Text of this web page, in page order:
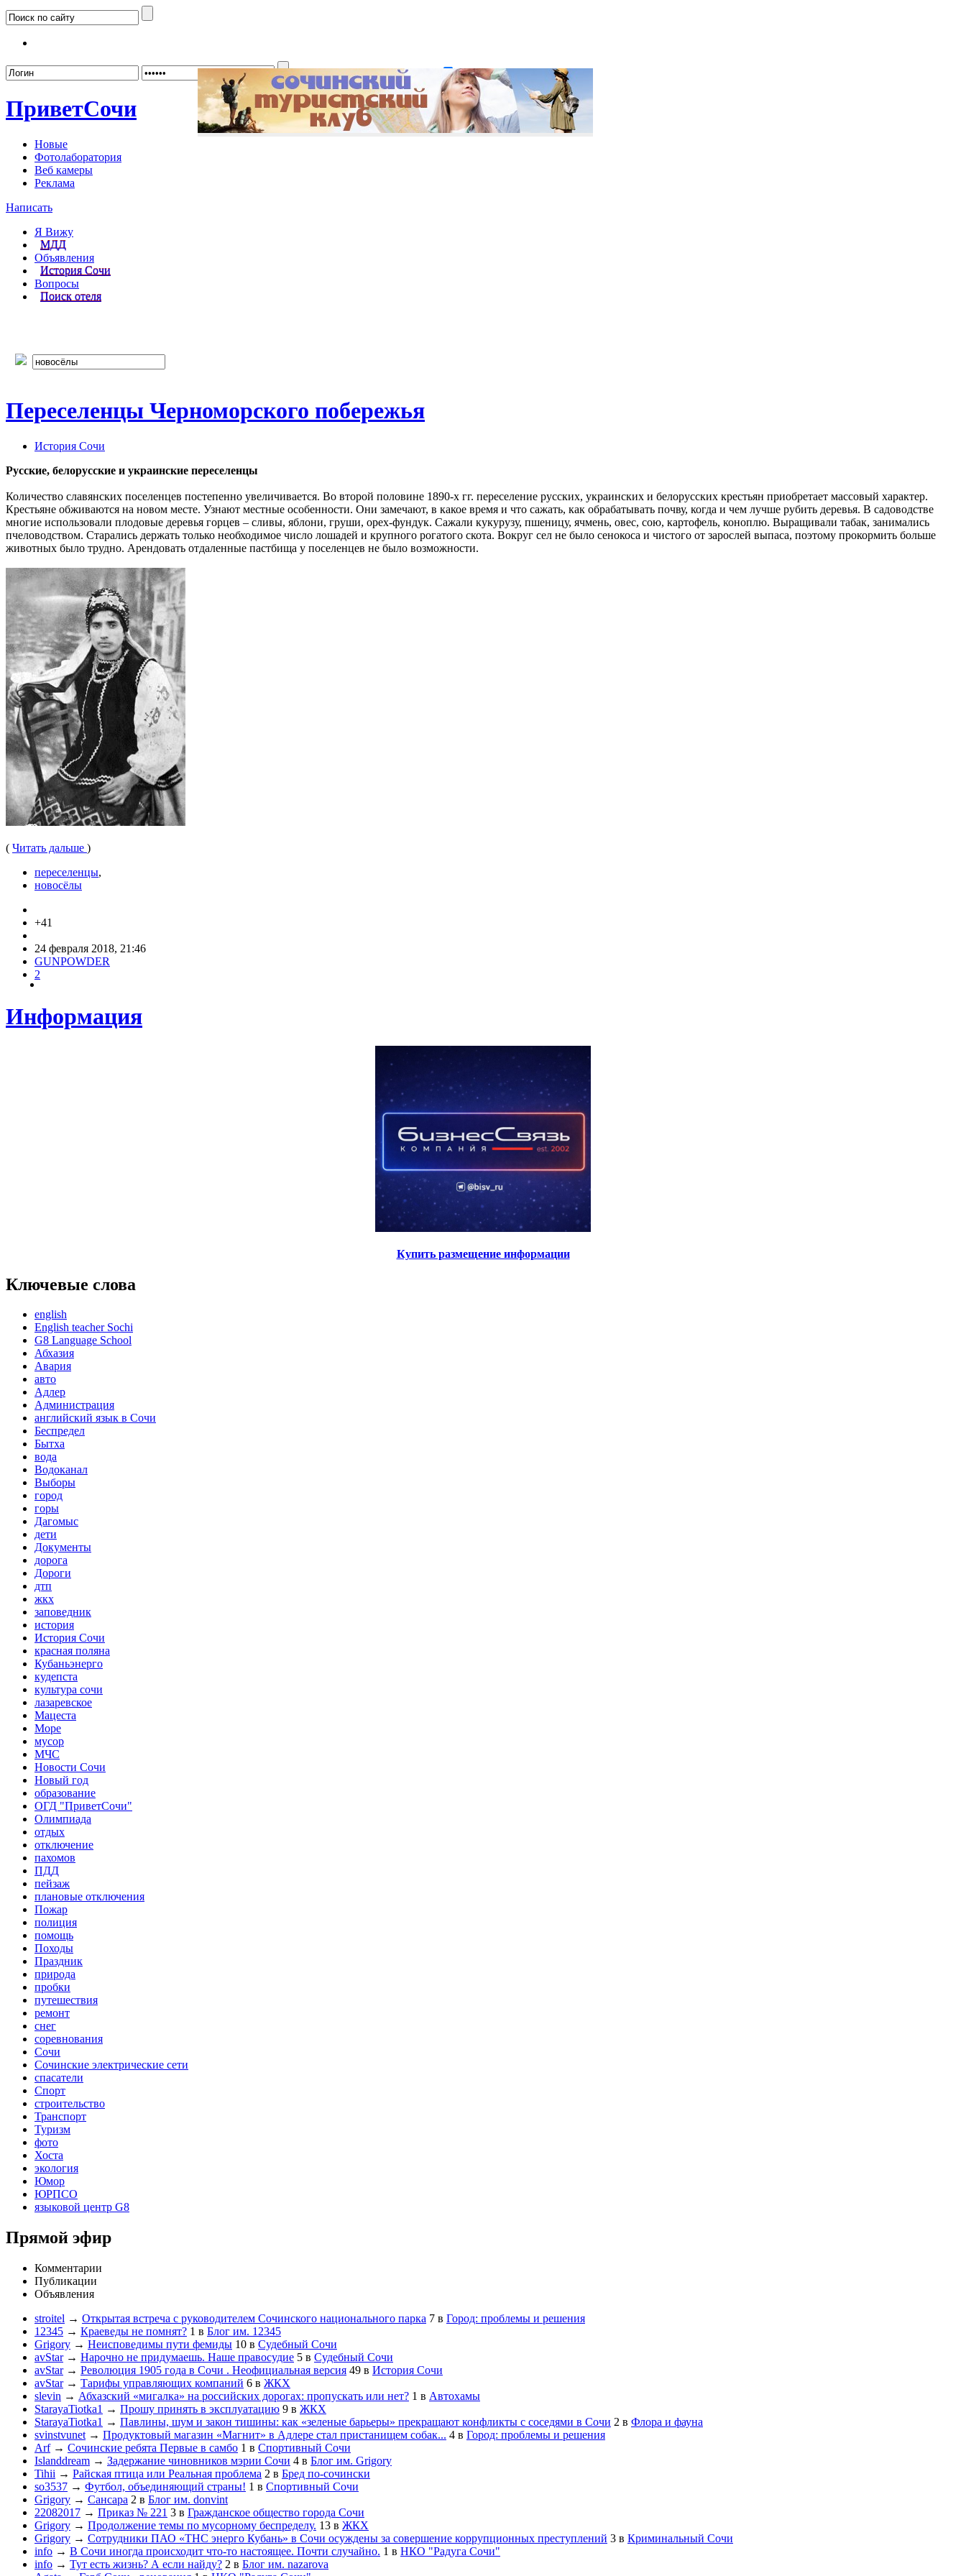
Забыли пароль? Регистрация
ПриветСочи
Новые
Фотолаборатория
Веб камеры
Реклама
Написать
Я Вижу
МДД
Объявления
История Сочи
Вопросы
Поиск отеля
Переселенцы Черноморского побережья
История Сочи
Русские, белорусские и украинские переселенцы
Количество славянских поселенцев постепенно увеличивается. Во второй половине 1890-х гг. переселение русских, украинских и белорусских крестьян приобретает массовый характер.
Крестьяне обживаются на новом месте. Узнают местные особенности. Они замечают, в какое время и что сажать, как обрабатывать почву, когда и чем лучше рубить деревья. В садоводстве
многие использовали плодовые деревья горцев – сливы, яблони, груши, орех-фундук. Сажали кукурузу, пшеницу, ячмень, овес, сою, картофель, коноплю. Выращивали табак, занимались
пчеловодством. Старались держать только необходимое число лошадей и крупного рогатого скота. Вокруг сел не было сенокоса и чистого от зарослей выпаса, поэтому прокормить больше
животных было трудно. Арендовать отдаленные пастбища у поселенцев не было возможности.
( Читать дальше )
переселенцы,
новосёлы
+41
24 февраля 2018, 21:46
GUNPOWDER
2
Информация
Купить размещение информации
Ключевые слова
english
English teacher Sochi
G8 Language School
Абхазия
Авария
авто
Адлер
Администрация
английский язык в Сочи
Беспредел
Бытха
вода
Водоканал
Выборы
город
горы
Дагомыс
дети
Документы
дорога
Дороги
дтп
жкх
заповедник
история
История Сочи
красная поляна
Кубаньэнерго
кудепста
культура сочи
лазаревское
Мацеста
Море
мусор
МЧС
Новости Сочи
Новый год
образование
ОГД "ПриветСочи"
Олимпиада
отдых
отключение
пахомов
ПДД
пейзаж
плановые отключения
Пожар
полиция
помощь
Походы
Праздник
природа
пробки
путешествия
ремонт
снег
соревнования
Сочи
Сочинские электрические сети
спасатели
Спорт
строительство
Транспорт
Туризм
фото
Хоста
экология
Юмор
ЮРПСО
языковой центр G8
Прямой эфир
Комментарии
Публикации
Объявления
stroitel → Открытая встреча с руководителем Сочинского национального парка 7 в Город: проблемы и решения
12345 → Краеведы не помнят? 1 в Блог им. 12345
Grigory → Неисповедимы пути фемиды 10 в Судебный Сочи
avStar→ Нарочно не придумаешь. Наше правосудие 5 в Судебный Сочи
avStar→ Революция 1905 года в Сочи . Неофициальная версия 49 в История Сочи
avStar→ Тарифы управляющих компаний 6 в ЖКХ
slevin → Абхазский «мигалка» на российских дорогах: пропускать или нет? 1 в Автохамы
StarayaTiotka1 → Прошу принять в эксплуатацию 9 в ЖКХ
StarayaTiotka1 → Павлины, шум и закон тишины: как «зеленые барьеры» прекращают конфликты с соседями в Сочи 2 в Флора и фауна
svinstvunet → Продуктовый магазин «Магнит» в Адлере стал пристанищем собак... 4 в Город: проблемы и решения
Arf→ Сочинские ребята Первые в самбо 1 в Спортивный Сочи
Islanddream → Задержание чиновников мэрии Сочи 4 в Блог им. Grigory
Tihii → Райская птица или Реальная проблема 2 в Бред по-cочински
so3537 → Футбол, объединяющий страны! 1 в Спортивный Сочи
Grigory → Сансара 2 в Блог им. donvint
22082017 → Приказ № 221 3 в Гражданское общество города Сочи
Grigory → Продолжение темы по мусорному беспределу. 13 в ЖКХ
Grigory → Сотрудники ПАО «ТНС энерго Кубань» в Сочи осуждены за совершение коррупционных преступлений 3 в Криминальный Сочи
info → В Сочи иногда происходит что-то настоящее. Почти случайно. 1 в НКО "Радуга Сочи"
info → Тут есть жизнь? А если найду? 2 в Блог им. nazarova